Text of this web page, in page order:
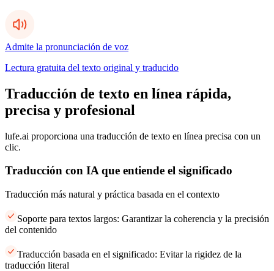
Admite la pronunciación de voz
Lectura gratuita del texto original y traducido
Traducción de texto en línea rápida,
precisa y profesional
lufe.ai proporciona una traducción de texto en línea precisa con un
clic.
Traducción con IA que entiende el significado
Traducción más natural y práctica basada en el contexto
Soporte para textos largos: Garantizar la coherencia y la precisión
del contenido
Traducción basada en el significado: Evitar la rigidez de la
traducción literal